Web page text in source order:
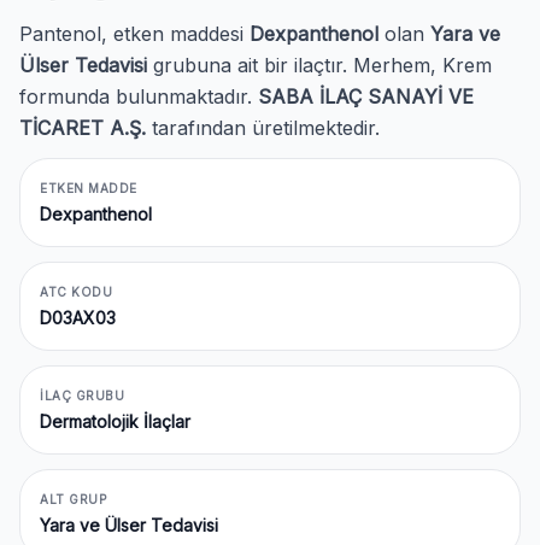
Pantenol, etken maddesi Dexpanthenol olan Yara ve
Ülser Tedavisi grubuna ait bir ilaçtır. Merhem, Krem
formunda bulunmaktadır. SABA İLAÇ SANAYİ VE
TİCARET A.Ş. tarafından üretilmektedir.
ETKEN MADDE
Dexpanthenol
ATC KODU
D03AX03
İLAÇ GRUBU
Dermatolojik İlaçlar
ALT GRUP
Yara ve Ülser Tedavisi